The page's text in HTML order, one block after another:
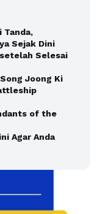
Tanda,
Sejak Dini
Selesai
Joong Ki
of the
Agar Anda